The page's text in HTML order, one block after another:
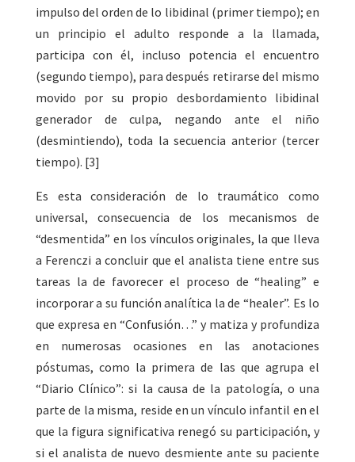
impulso del orden de lo libidinal (primer tiempo); en
un principio el adulto responde a la llamada,
participa con él, incluso potencia el encuentro
(segundo tiempo), para después retirarse del mismo
movido por su propio desbordamiento libidinal
generador de culpa, negando ante el niño
(desmintiendo), toda la secuencia anterior (tercer
tiempo). [3]
Es esta consideración de lo traumático como
universal, consecuencia de los mecanismos de
“desmentida” en los vínculos originales, la que lleva
a Ferenczi a concluir que el analista tiene entre sus
tareas la de favorecer el proceso de “healing” e
incorporar a su función analítica la de “healer”. Es lo
que expresa en “Confusión…” y matiza y profundiza
en numerosas ocasiones en las anotaciones
póstumas, como la primera de las que agrupa el
“Diario Clínico”: si la causa de la patología, o una
parte de la misma, reside en un vínculo infantil en el
que la figura significativa renegó su participación, y
si el analista de nuevo desmiente ante su paciente